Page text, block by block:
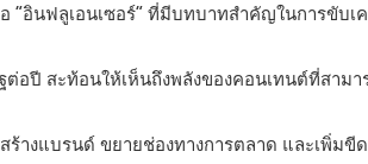
อินฟลูเอนเซอร์” ที่มีบทบาทสำคัญในการขับ
ปี สะท้อนให้เห็นถึงพลังของคอนเทนต์ที่สามา
งแบรนด์ ขยายช่องทางการตลาด และเพิ่มขี